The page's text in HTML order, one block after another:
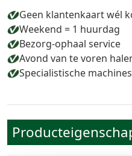
Geen klantenkaart wél
Weekend = 1 huurdag
Bezorg-ophaal service
Avond van te voren
Specialistische machines